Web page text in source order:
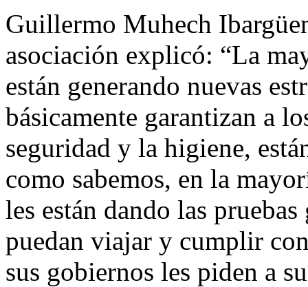
Guillermo Muhech
asociación explicó: “La
están generando nuevas
básicamente garantizan a
seguridad y la higiene,
como sabemos, en la
les están dando las
puedan viajar y cumplir
sus gobiernos les piden a